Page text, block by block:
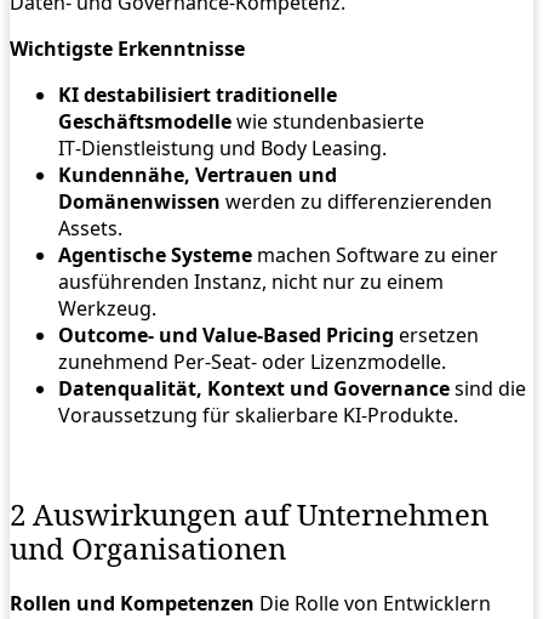
Wichtigste Erkenntnisse
KI destabilisiert traditionelle
Geschäftsmodellewie stundenbasierte
IT‑Dienstleistung und Body Leasing.
Kundennähe, Vertrauen und
Domänenwissen werden zu differenzierenden
Assets.
Agentische Systeme machen Software zu einer
ausführenden Instanz, nicht nur zu einem
Werkzeug.
Outcome‑ und Value‑Based Pricing ersetzen
zunehmend Per‑Seat‑ oder Lizenzmodelle.
Datenqualität, Kontext und Governancesind die
Voraussetzung für skalierbare KI‑Produkte.
2 Auswirkungen auf Unternehmen
und Organisationen
Rollen und Kompetenzen Die Rolle von Entwicklern